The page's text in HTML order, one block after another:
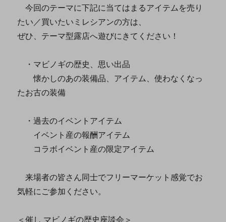
今回のテーマに下記に当てはまるアイテムを売り
たい／買いたいミレシアンの方は、
ぜひ、テーマ型露店へ遊びにきてください！
・マビノギの歴史、思い出品
懐かしのあの装備品、アイテム、使わなくなっ
たお古の装備
・過去のイベントアイテム
イベント産の報酬アイテム
コラボイベント産の限定アイテム
来場者の皆さん同士でフリーマーケット感覚でお
気軽にご参加ください。
＜催し マビノギの歴史座談会＞